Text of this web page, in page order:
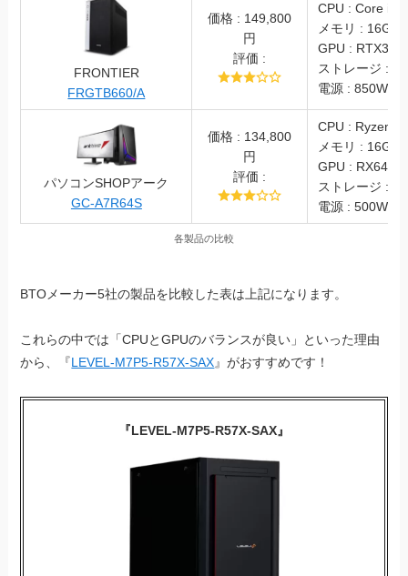
FRONTIER
FRGTB660/A
価格 : 149,800
円
評価 :
CPU : Core i5
メモリ : 16GB
GPU :
ストレージ :
電源 : 850W
パソコンSHOPアーク
GC-A7R64S
価格 : 134,800
円
評価 :
CPU : Ryzen7
メモリ : 16GB
GPU : RX6400
ストレージ :
電源 : 500W
各製品の比較
BTOメーカー5社の製品を比較した表は上記になります。
これらの中では「CPUとGPUのバランスが良い」といった理由
から、『LEVEL-M7P5-R57X-SAX』がおすすめです！
『LEVEL-M7P5-R57X-SAX』